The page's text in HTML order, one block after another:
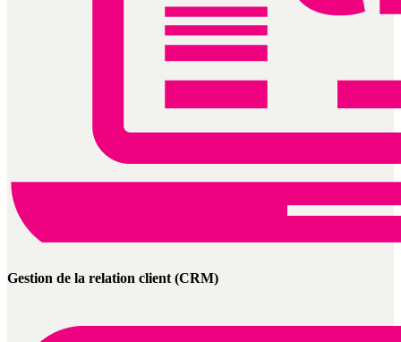
Gestion de la relation client (CRM)